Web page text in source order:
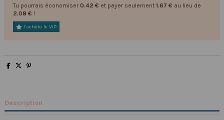
Tu pourrais économiser 0.42 € et payer seulement 1.67 € au lieu de
2.08 € !
J'achète le VIP
Description